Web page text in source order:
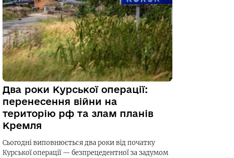
Два роки Курської операції:
перенесення війни на
територію рф та злам планів
Кремля
Сьогодні виповнюється два роки від початку
Курської операції — безпрецедентної за задумом